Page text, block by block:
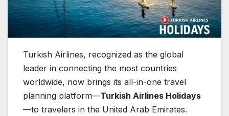
Turkish Airlines, recognized as the global
leader in connecting the most countries
worldwide, now brings its all-in-one travel
planning platform—Turkish Airlines Holidays
—to travelers in the United Arab Emirates.